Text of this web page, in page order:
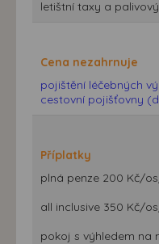
letištní taxy a
Cena nezahrnuje
pojištění léčebných
cestovní pojišťovny
Příplatky
plná penze 200 Kč/
all inclusive 350 Kč/
pokoj s výhledem na